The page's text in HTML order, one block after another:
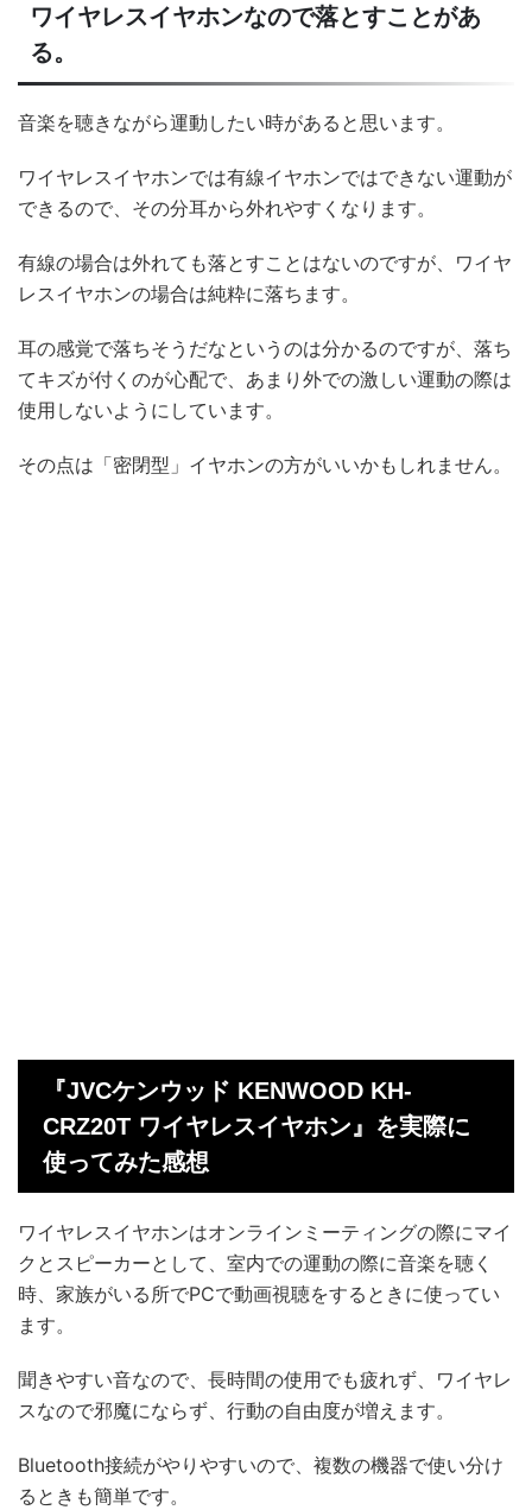
ワイヤレスイヤホンなので落とすことがあ
る。
音楽を聴きながら運動したい時があると思います。
ワイヤレスイヤホンでは有線イヤホンではできない運動が
できるので、その分耳から外れやすくなります。
有線の場合は外れても落とすことはないのですが、ワイヤ
レスイヤホンの場合は純粋に落ちます。
耳の感覚で落ちそうだなというのは分かるのですが、落ち
てキズが付くのが心配で、あまり外での激しい運動の際は
使用しないようにしています。
その点は「密閉型」イヤホンの方がいいかもしれません。
『JVCケンウッド KENWOOD KH-
CRZ20T ワイヤレスイヤホン』を実際に
使ってみた感想
ワイヤレスイヤホンはオンラインミーティングの際にマイ
クとスピーカーとして、室内での運動の際に音楽を聴く
時、家族がいる所でPCで動画視聴をするときに使ってい
ます。
聞きやすい音なので、長時間の使用でも疲れず、ワイヤレ
スなので邪魔にならず、行動の自由度が増えます。
Bluetooth接続がやりやすいので、複数の機器で使い分け
るときも簡単です。